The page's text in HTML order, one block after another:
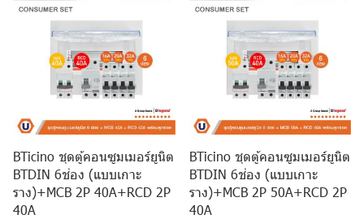
BTicino ชุดตู้คอนซูมเมอร์ยูนิต
BTDIN 6ช่อง (แบบเกาะ
ราง)+MCB 2P 40A+RCD 2P
40A
BTicino ชุดตู้คอนซูมเมอร์ยูนิต
BTDIN 6ช่อง (แบบเกาะ
ราง)+MCB 2P 50A+RCD 2P
40A